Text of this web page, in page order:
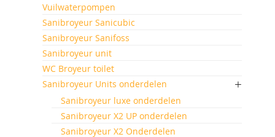
Vuilwaterpompen
Sanibroyeur Sanicubic
Sanibroyeur Sanifoss
Sanibroyeur unit
WC Broyeur toilet
Sanibroyeur Units onderdelen
Sanibroyeur luxe onderdelen
Sanibroyeur X2 UP onderdelen
Sanibroyeur X2 Onderdelen